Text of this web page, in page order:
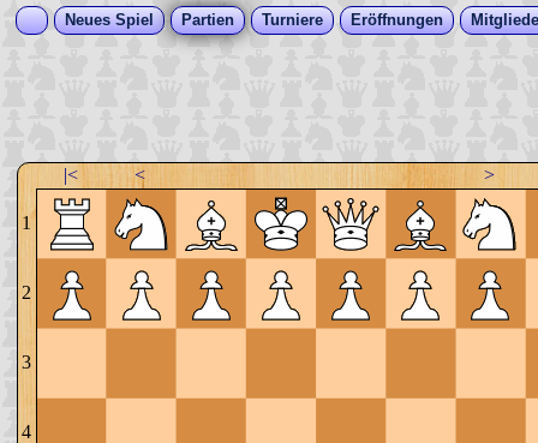
Neues Spiel Partien Turniere Eröffnungen
|< < >
1
2
3
4